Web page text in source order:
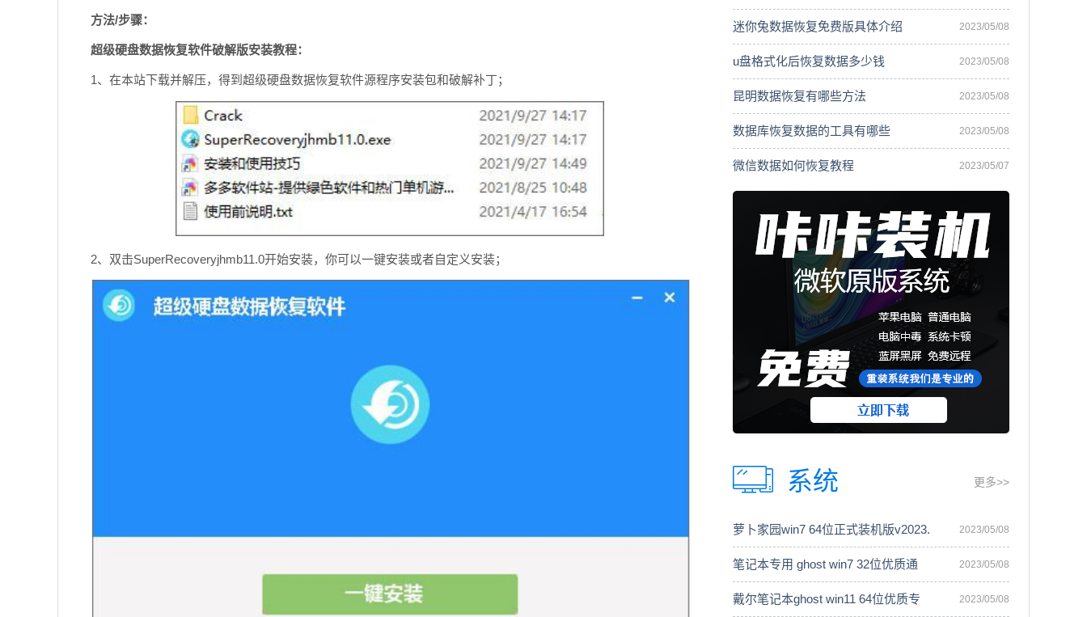
方法/步骤：
超级硬盘数据恢复软件破解版安装教程：
1、在本站下载并解压，得到超级硬盘数据恢复软件源程序安装包和破解补丁；
2、双击SuperRecoveryjhmb11.0开始安装，你可以一键安装或者自定义安装；
迷你兔数据恢复免费版具体介绍 2023/05/08
u盘格式化后恢复数据多少钱 2023/05/08
昆明数据恢复有哪些方法 2023/05/08
数据库恢复数据的工具有哪些 2023/05/08
微信数据如何恢复教程 2023/05/07
系统 更多>>
萝卜家园win7 64位正式装机版v2023. 2023/05/08
笔记本专用 ghost win7 32位优质通 2023/05/08
戴尔笔记本ghost win11 64位优质专 2023/05/08